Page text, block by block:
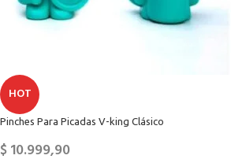
HOT
Pinches Para Picadas V-king Clásico
$10.999,90